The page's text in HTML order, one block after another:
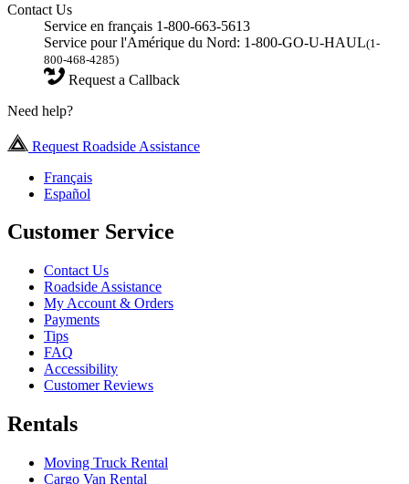
Contact Us
Service en français 1-800-663-5613
Service pour l'Amérique du Nord: 1-800-GO-U-HAUL(1-
800-468-4285)
Request a Callback
Need help?
Request Roadside Assistance
Français
Español
Customer Service
Contact Us
Roadside Assistance
My Account & Orders
Payments
Tips
FAQ
Accessibility
Customer Reviews
Rentals
Moving Truck Rental
Cargo Van Rental